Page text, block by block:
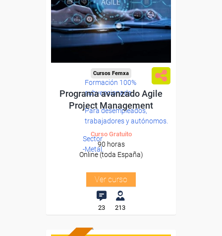
Formación 100%
subvencionada.
Para desempleados,
trabajadores y autónomos.
Sector
-Metal.
Cursos Femxa
Programa avanzado Agile
Project Management
Curso Gratuito
90 horas
Online (toda España)
Ver curso
23 213